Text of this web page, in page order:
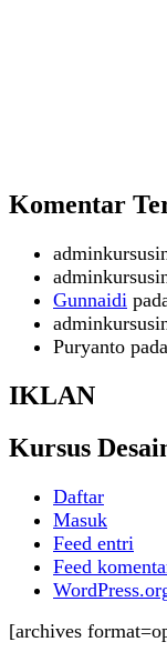
Komentar
Gunnaidi
Puryanto pada
IKLAN
Kursus
Daftar
Masuk
Feed entri
Feed
[archives